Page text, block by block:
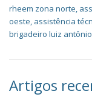
rheem zona norte,
oeste, assistência
brigadeiro luiz antônio
Artigos